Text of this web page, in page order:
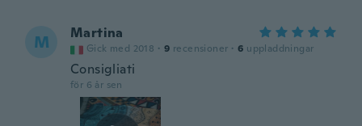
M Martina
Gick med 2018 · 9 recensioner · 6 uppladdningar
Consigliati
för 6 år sen